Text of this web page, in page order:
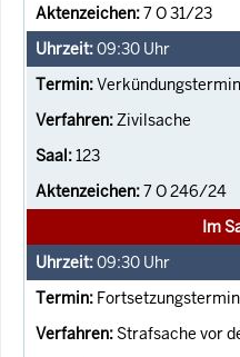
7 O 31/23
09:30 Uhr
Verkündungstermin
Zivilsache
123
7 O 246/24
Im
09:30 Uhr
Fortsetzungstermin
Strafsache vor